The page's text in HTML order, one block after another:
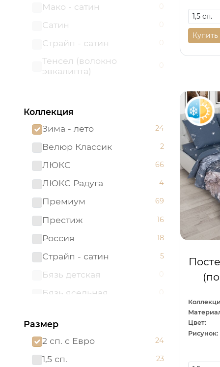
Мако - сатин 0
Сатин 0
Страйп - сатин 0
Тенсел (волокно
эвкалипта)
0
Коллекция
Зима - лето
24
Велюр Классик 2
ЛЮКС 66
ЛЮКС Радуга 4
Премиум 69
Престиж 16
Россия 18
Страйп - сатин 5
Бязь детская 0
Бязь ясельная 0
Велюр Престиж
ЛЮКС с наволочками
50х70
Размер
2 сп. с Евро
24
1,5 сп. 23
Купить
Цвет:
Рисунок: